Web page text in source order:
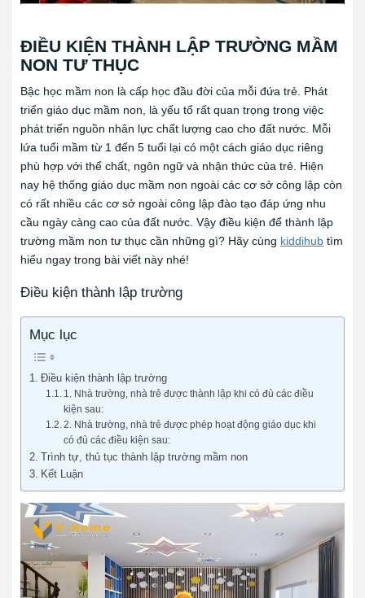
ĐIỀU KIỆN THÀNH LẬP TRƯỜNG MẦM
NON TƯ THỤC
Bậc học mầm non là cấp học đầu đời của mỗi đứa trẻ. Phát
triển giáo dục mầm non, là yếu tố rất quan trọng trong việc
phát triển nguồn nhân lực chất lượng cao cho đất nước. Mỗi
lứa tuổi mầm từ 1 đến 5 tuổi lại có một cách giáo dục riêng
phù hợp với thể chất, ngôn ngữ và nhận thức của trẻ. Hiện
nay hệ thống giáo dục mầm non ngoài các cơ sở công lập còn
có rất nhiều các cơ sở ngoài công lập đào tạo đáp ứng nhu
cầu ngày càng cao của đất nước. Vậy điều kiện để thành lập
trường mầm non tư thục cần những gì? Hãy cùng kiddihub tìm
hiểu ngay trong bài viết này nhé!
Điều kiện thành lập trường
Mục lục
Điều kiện thành lập trường
1. Nhà trường, nhà trẻ được thành lập khi có đủ các điều
kiện sau:
2. Nhà trường, nhà trẻ được phép hoạt động giáo dục khi
có đủ các điều kiện sau:
Trình tự, thủ tục thành lập trường mầm non
Kết Luận